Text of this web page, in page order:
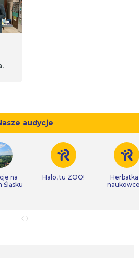
audycje
na
Śląsku
Halo, tu ZOO!